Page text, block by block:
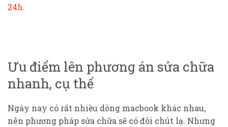
24h.
Ưu điểm lên phương án sửa chữa
nhanh, cụ thể
Ngày nay có rất nhiều dòng macbook khác nhau,
nên phương pháp sửa chữa sẽ có đôi chút lạ. Nhưng